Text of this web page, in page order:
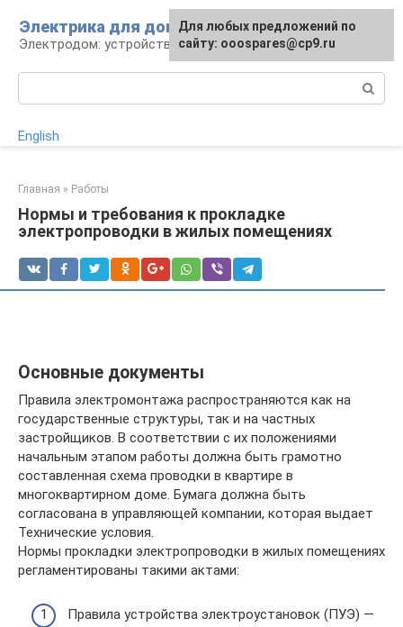
контенту
Электрика для дома
Электродом: устройства, кабели, ремонт
English
Главная » Работы
Нормы и требования к прокладке
электропроводки в жилых помещениях
Основные документы
Правила электромонтажа распространяются как на
государственные структуры, так и на частных
застройщиков. В соответствии с их положениями
начальным этапом работы должна быть грамотно
составленная схема проводки в квартире в
многоквартирном доме. Бумага должна быть
согласована в управляющей компании, которая выдает
Технические условия.
Нормы прокладки электропроводки в жилых помещениях
регламентированы такими актами:
Правила устройства электроустановок (ПУЭ) —
Для любых предложений по
сайту: ooospares@cp9.ru